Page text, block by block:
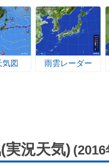
気図 雨雲レーダー
実況天気)